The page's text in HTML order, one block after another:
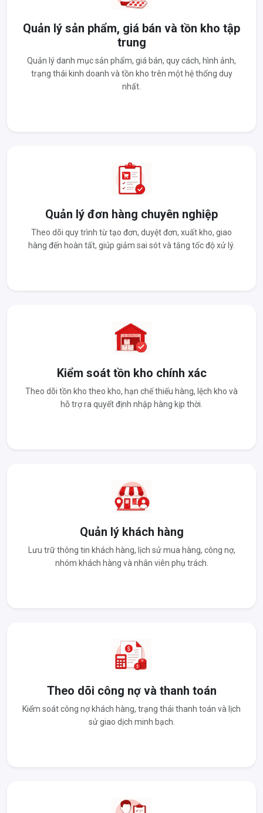
Quản lý sản phẩm, giá bán và tồn kho tập
trung
Quản lý danh mục sản phẩm, giá bán, quy cách, hình ảnh,
trạng thái kinh doanh và tồn kho trên một hệ thống duy
nhất.
Quản lý đơn hàng chuyên nghiệp
Theo dõi quy trình từ tạo đơn, duyệt đơn, xuất kho, giao
hàng đến hoàn tất, giúp giảm sai sót và tăng tốc độ xử lý.
Kiểm soát tồn kho chính xác
Theo dõi tồn kho theo kho, hạn chế thiếu hàng, lệch kho và
hỗ trợ ra quyết định nhập hàng kịp thời.
Quản lý khách hàng
Lưu trữ thông tin khách hàng, lịch sử mua hàng, công nợ,
nhóm khách hàng và nhân viên phụ trách.
Theo dõi công nợ và thanh toán
Kiểm soát công nợ khách hàng, trạng thái thanh toán và lịch
sử giao dịch minh bạch.